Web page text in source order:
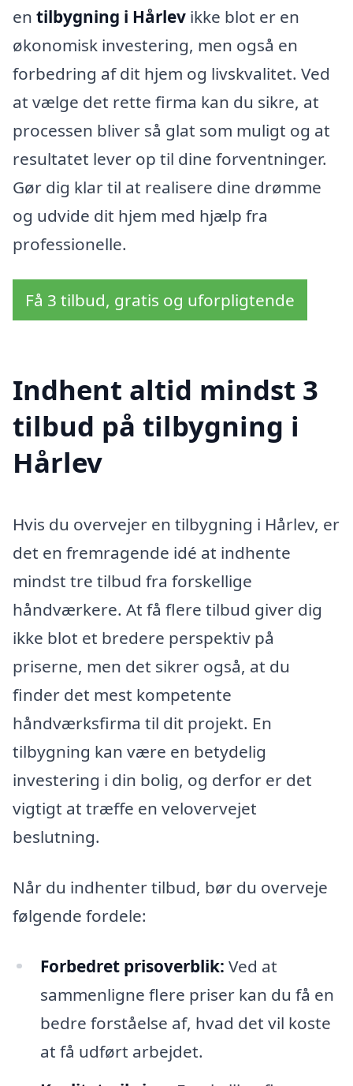
en tilbygning i Hårlev ikke blot er en
økonomisk investering, men også en
forbedring af dit hjem og livskvalitet. Ved
at vælge det rette firma kan du sikre, at
processen bliver så glat som muligt og at
resultatet lever op til dine forventninger.
Gør dig klar til at realisere dine drømme
og udvide dit hjem med hjælp fra
professionelle.
Få 3 tilbud, gratis og uforpligtende
Indhent altid mindst 3
tilbud på tilbygning i
Hårlev
Hvis du overvejer en tilbygning i Hårlev, er
det en fremragende idé at indhente
mindst tre tilbud fra forskellige
håndværkere. At få flere tilbud giver dig
ikke blot et bredere perspektiv på
priserne, men det sikrer også, at du
finder det mest kompetente
håndværksfirma til dit projekt. En
tilbygning kan være en betydelig
investering i din bolig, og derfor er det
vigtigt at træffe en velovervejet
beslutning.
Når du indhenter tilbud, bør du overveje
følgende fordele:
Forbedret prisoverblik: Ved at
sammenligne flere priser kan du få en
bedre forståelse af, hvad det vil koste
at få udført arbejdet.